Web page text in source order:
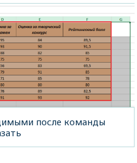
после команды